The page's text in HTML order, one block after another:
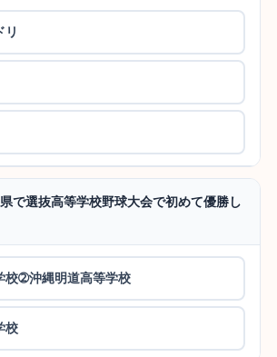
リ
で選抜高等学校野球大会で初めて優勝し
校➁沖縄明道高等学校
校